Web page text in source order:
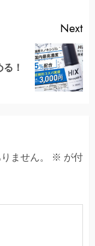
Next
！
ません。 ※ が付